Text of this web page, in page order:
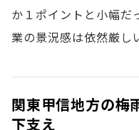
か１ポイントと小幅だ
業の景況感は依然厳し
関東甲信地方の梅
下支え